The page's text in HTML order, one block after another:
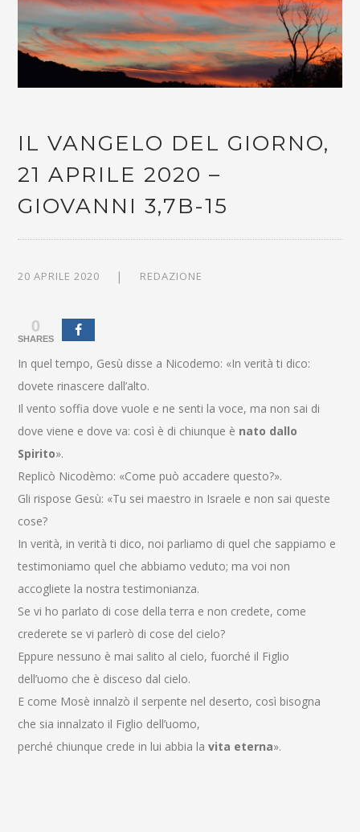
IL VANGELO DEL GIORNO,
21 APRILE 2020 –
GIOVANNI 3,7B-15
20 APRILE 2020 REDAZIONE
0
SHARES
In quel tempo, Gesù disse a Nicodemo: «In verità ti dico:
dovete rinascere dall’alto.
Il vento soffia dove vuole e ne senti la voce, ma non sai di
dove viene e dove va: così è di chiunque è nato dallo
Spirito».
Replicò Nicodèmo: «Come può accadere questo?».
Gli rispose Gesù: «Tu sei maestro in Israele e non sai queste
cose?
In verità, in verità ti dico, noi parliamo di quel che sappiamo e
testimoniamo quel che abbiamo veduto; ma voi non
accogliete la nostra testimonianza.
Se vi ho parlato di cose della terra e non credete, come
crederete se vi parlerò di cose del cielo?
Eppure nessuno è mai salito al cielo, fuorché il Figlio
dell’uomo che è disceso dal cielo.
E come Mosè innalzò il serpente nel deserto, così bisogna
che sia innalzato il Figlio dell’uomo,
perché chiunque crede in lui abbia lavita eterna».